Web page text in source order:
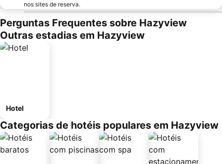
nos sites de reserva.
Perguntas Frequentes sobre Hazyview
Outras estadias em Hazyview
Hotel
Categorias de hotéis populares em Hazyview